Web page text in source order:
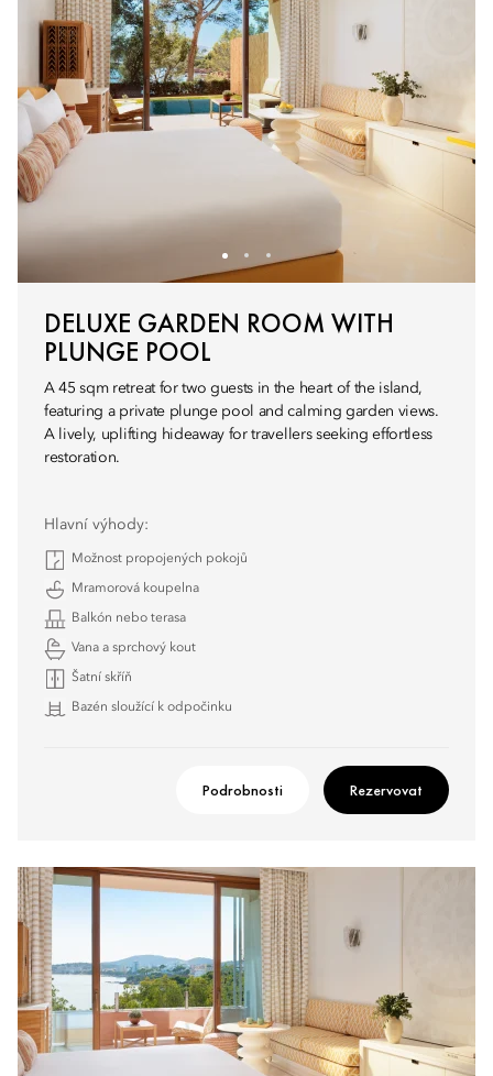
DELUXE GARDEN ROOM WITH
PLUNGE POOL
A 45 sqm retreat for two guests in the heart of the island,
featuring a private plunge pool and calming garden views.
A lively, uplifting hideaway for travellers seeking effortless
restoration.
Hlavní výhody:
Možnost propojených pokojů
Mramorová koupelna
Balkón nebo terasa
Vana a sprchový kout
Šatní skříň
Bazén sloužící k odpočinku
Podrobnosti Rezervovat